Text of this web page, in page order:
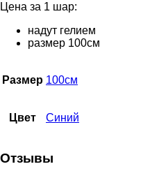
Цена за 1 шар:
надут гелием
размер 100см
Размер 100см
Цвет Синий
Отзывы